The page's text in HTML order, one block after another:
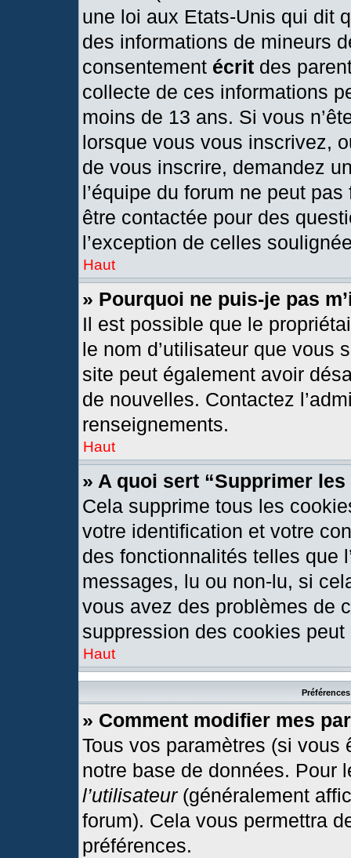
une loi aux Etats-Unis qui dit
des informations de mineurs
consentement écrit des
collecte de ces informations
moins de 13 ans. Si vous
lorsque vous vous inscrivez,
de vous inscrire, demandez
l’équipe du forum ne peut
être contactée pour des
l’exception de celles
Haut
» Pourquoi ne puis-je pas
Il est possible que le
le nom d’utilisateur que vous
site peut également avoir
de nouvelles. Contactez
renseignements.
Haut
» A quoi sert “Supprimer
Cela supprime tous les
votre identification et votre
des fonctionnalités telles que
messages, lu ou non-lu, si
vous avez des problèmes de
suppression des cookies peut
Haut
» Comment modifier mes
Tous vos paramètres (si
notre base de données. Pour
l’utilisateur(généralement
forum). Cela vous permettra
préférences.